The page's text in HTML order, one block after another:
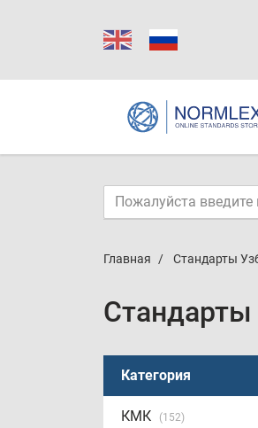
Главная Стандарты
Стандарты
Категория
КМК (152)